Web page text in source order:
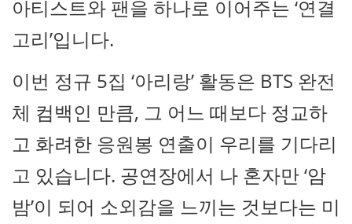
아티스트와 팬을 하나로 이어주는 ‘연결
고리’입니다.
이번 정규 5집 ‘아리랑’ 활동은 BTS 완전
체 컴백인 만큼, 그 어느 때보다 정교하
고 화려한 응원봉 연출이 우리를 기다리
고 있습니다. 공연장에서 나 혼자만 ‘암
밤’이 되어 소외감을 느끼는 것보다는 미